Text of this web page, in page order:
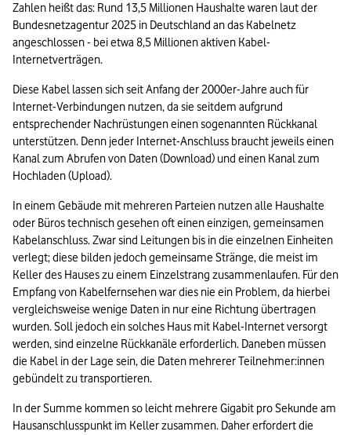
Zahlen heißt das: Rund 13,5 Millionen Haushalte waren laut der
Bundesnetzagentur 2025 in Deutschland an das Kabelnetz
angeschlossen - bei etwa 8,5 Millionen aktiven Kabel-
Internetverträgen.
Diese Kabel lassen sich seit Anfang der 2000er-Jahre auch für
Internet-Verbindungen nutzen, da sie seitdem aufgrund
entsprechender Nachrüstungen einen sogenannten Rückkanal
unterstützen. Denn jeder Internet-Anschluss braucht jeweils einen
Kanal zum Abrufen von Daten (Download) und einen Kanal zum
Hochladen (Upload).
In einem Gebäude mit mehreren Parteien nutzen alle Haushalte
oder Büros technisch gesehen oft einen einzigen, gemeinsamen
Kabelanschluss. Zwar sind Leitungen bis in die einzelnen Einheiten
verlegt; diese bilden jedoch gemeinsame Stränge, die meist im
Keller des Hauses zu einem Einzelstrang zusammenlaufen. Für den
Empfang von Kabelfernsehen war dies nie ein Problem, da hierbei
vergleichsweise wenige Daten in nur eine Richtung übertragen
wurden. Soll jedoch ein solches Haus mit Kabel-Internet versorgt
werden, sind einzelne Rückkanäle erforderlich. Daneben müssen
die Kabel in der Lage sein, die Daten mehrerer Teilnehmer:innen
gebündelt zu transportieren.
In der Summe kommen so leicht mehrere Gigabit pro Sekunde am
Hausanschlusspunkt im Keller zusammen. Daher erfordert die